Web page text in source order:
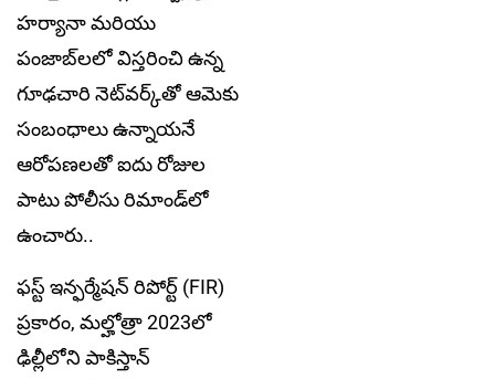
హర్యానా మరియు
పంజాబ్‌లలో విస్తరించి ఉన్న
గూఢచారి నెట్‌వర్క్‌తో ఆమెకు
సంబంధాలు ఉన్నాయనే
ఆరోపణలతో ఐదు రోజుల
పాటు పోలీసు రిమాండ్‌లో
ఉంచారు..
ఫస్ట్ ఇన్ఫర్మేషన్ రిపోర్ట్ (FIR)
ప్రకారం, మల్హోత్రా 2023లో
ఢిల్లీలోని పాకిస్తాన్